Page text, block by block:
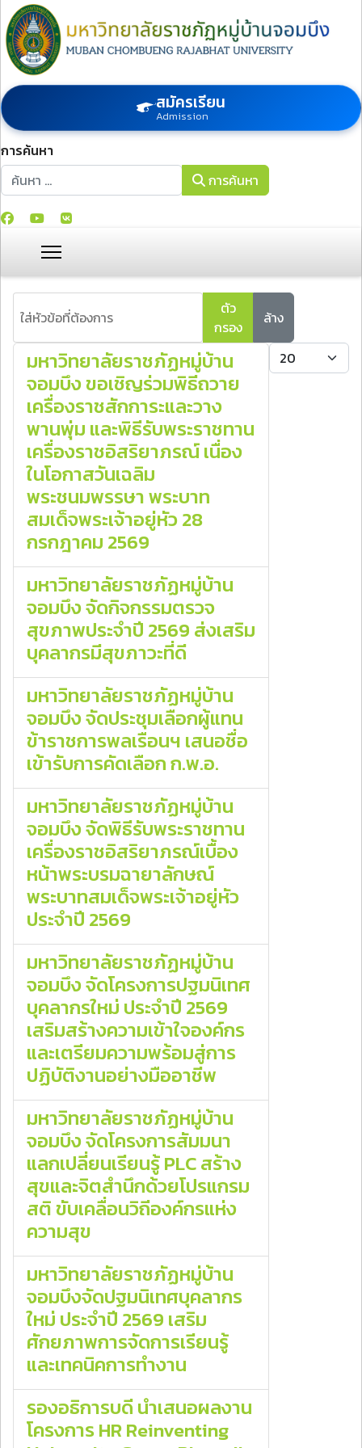
สมัครเรียน
Admission
การค้นหา
การค้นหา
การค้นหา
ตัว
กรอง
ล้าง
แสดง #
มหาวิทยาลัยราชภัฏหมู่บ้าน
จอมบึง ขอเชิญร่วมพิธีถวาย
เครื่องราชสักการะและวาง
พานพุ่ม และพิธีรับพระราชทาน
เครื่องราชอิสริยาภรณ์ เนื่อง
ในโอกาสวันเฉลิม
พระชนมพรรษา พระบาท
สมเด็จพระเจ้าอยู่หัว 28
กรกฎาคม 2569
มหาวิทยาลัยราชภัฏหมู่บ้าน
จอมบึง จัดกิจกรรมตรวจ
สุขภาพประจำปี 2569 ส่งเสริม
บุคลากรมีสุขภาวะที่ดี
มหาวิทยาลัยราชภัฏหมู่บ้าน
จอมบึง จัดประชุมเลือกผู้แทน
ข้าราชการพลเรือนฯ เสนอชื่อ
เข้ารับการคัดเลือก ก.พ.อ.
มหาวิทยาลัยราชภัฏหมู่บ้าน
จอมบึง จัดพิธีรับพระราชทาน
เครื่องราชอิสริยาภรณ์เบื้อง
หน้าพระบรมฉายาลักษณ์
พระบาทสมเด็จพระเจ้าอยู่หัว
ประจำปี 2569
มหาวิทยาลัยราชภัฏหมู่บ้าน
จอมบึง จัดโครงการปฐมนิเทศ
บุคลากรใหม่ ประจำปี 2569
เสริมสร้างความเข้าใจองค์กร
และเตรียมความพร้อมสู่การ
ปฏิบัติงานอย่างมืออาชีพ
มหาวิทยาลัยราชภัฏหมู่บ้าน
จอมบึง จัดโครงการสัมมนา
แลกเปลี่ยนเรียนรู้ PLC สร้าง
สุขและจิตสำนึกด้วยโปรแกรม
สติ ขับเคลื่อนวิถีองค์กรแห่ง
ความสุข
มหาวิทยาลัยราชภัฏหมู่บ้าน
จอมบึงจัดปฐมนิเทศบุคลากร
ใหม่ ประจำปี 2569 เสริม
ศักยภาพการจัดการเรียนรู้
และเทคนิคการทำงาน
รองอธิการบดี นำเสนอผลงาน
โครงการ HR Reinventing